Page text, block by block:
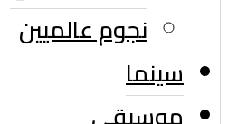
نجوم عالميين
سينما